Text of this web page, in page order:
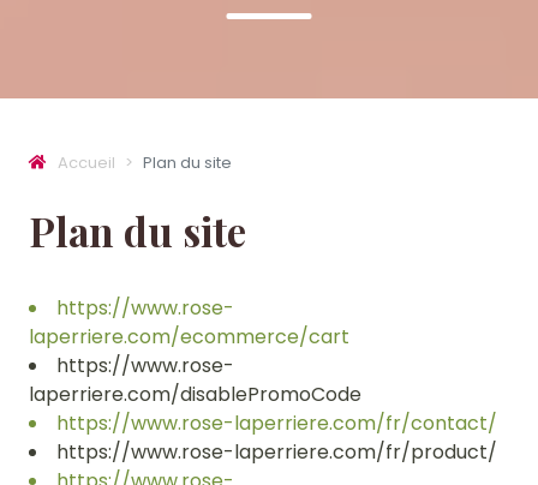
Accueil Plan du site
Plan du site
https://www.rose-
laperriere.com/ecommerce/cart
https://www.rose-
laperriere.com/disablePromoCode
https://www.rose-laperriere.com/fr/contact/
https://www.rose-laperriere.com/fr/product/